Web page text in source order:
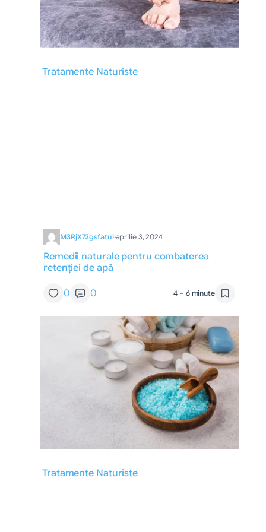
Tratamente Naturiste
M3RjX72gsfatul·aprilie 3, 2024
Remedii naturale pentru combaterea
retenției de apă
0 0 4 – 6 minute
Tratamente Naturiste